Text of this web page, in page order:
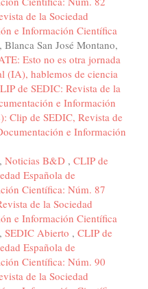
de la Sociedad
e Información Científica
San José Montano,
Esto no es otra jornada
(IA), hablemos de ciencia
de SEDIC: Revista de la
e Información
Clip de SEDIC, Revista de
e Información
Noticias B&D , CLIP de
Española de
Científica: Núm. 87
de la Sociedad
e Información Científica
SEDIC Abierto , CLIP de
Española de
Científica: Núm. 90
de la Sociedad